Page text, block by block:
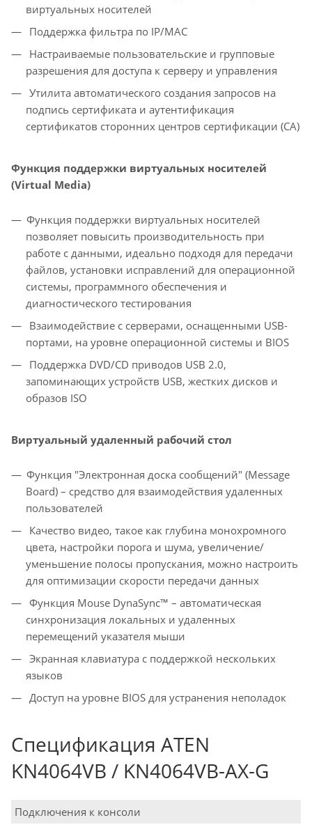
виртуальных носителей
Поддержка фильтра по IP/MAC
Настраиваемые пользовательские и групповые
разрешения для доступа к серверу и управления
Утилита автоматического создания запросов на
подпись сертификата и аутентификация
сертификатов сторонних центров сертификации (CA)
Функция поддержки виртуальных носителей
(Virtual Media)
Функция поддержки виртуальных носителей
позволяет повысить производительность при
работе с данными, идеально подходя для передачи
файлов, установки исправлений для операционной
системы, программного обеспечения и
диагностического тестирования
Взаимодействие с серверами, оснащенными USB-
портами, на уровне операционной системы и BIOS
Поддержка DVD/CD приводов USB 2.0,
запоминающих устройств USB, жестких дисков и
образов ISO
Виртуальный удаленный рабочий стол
Функция "Электронная доска сообщений" (Message
Board) – средство для взаимодействия удаленных
пользователей
Качество видео, такое как глубина монохромного
цвета, настройки порога и шума, увеличение/
уменьшение полосы пропускания, можно настроить
для оптимизации скорости передачи данных
Функция Mouse DynaSync™ – автоматическая
синхронизация локальных и удаленных
перемещений указателя мыши
Экранная клавиатура с поддержкой нескольких
языков
Доступ на уровне BIOS для устранения неполадок
Спецификация ATEN
KN4064VB / KN4064VB-AX-G
Подключения к консоли